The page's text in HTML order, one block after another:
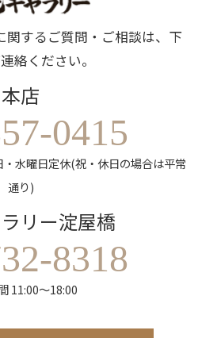
関するご質問・ご相談は、下
絡ください。
本店
0415
水曜日定休(祝・休日の場合は平常
通り)
リー淀屋橋
8318
11:00～18:00